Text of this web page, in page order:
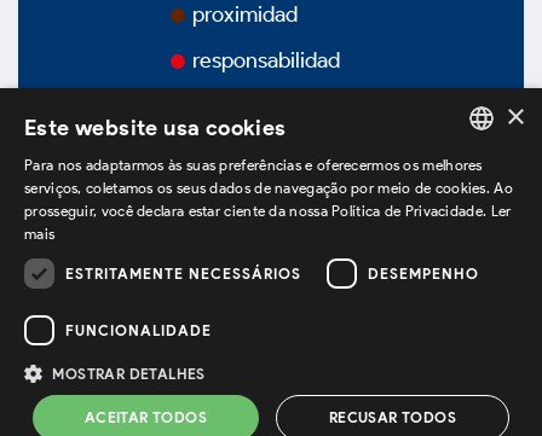
Podcasts
Gobierno Corporativo
Estatuto Social
proximidad
responsabilidad
estamos no LinkedIn
Política de Privacidad * Términos de Uso *
PORTUGUESE
×
Este website usa cookies
Para nos adaptarmos às suas preferências e oferecermos os melhores
serviços, coletamos os seus dados de navegação por meio de cookies. Ao
prosseguir, você declara estar ciente da nossa Política de Privacidade. Ler
mais
ESTRITAMENTE NECESSÁRIOS DESEMPENHO
FUNCIONALIDADE
MOSTRAR DETALHES
ACEITAR TODOS RECUSAR TODOS